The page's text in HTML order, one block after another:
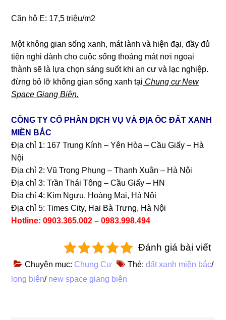
Căn hộ E: 17,5 triệu/m2
Một không gian sống xanh, mát lành và hiện đại, đầy đủ
tiện nghi dành cho cuộc sống thoáng mát nơi ngoại
thành sẽ là lựa chọn sáng suốt khi an cư và lạc nghiệp.
đừng bỏ lỡ không gian sống xanh tại Chung cư New
Space Giang Biên.
CÔNG TY CỔ PHẦN DỊCH VỤ VÀ ĐỊA ỐC ĐẤT XANH
MIỀN BẮC
Địa chỉ 1: 167 Trung Kính – Yên Hòa – Cầu Giấy – Hà
Nội
Địa chỉ 2: Vũ Trọng Phụng – Thanh Xuân – Hà Nội
Địa chỉ 3: Trần Thái Tông – Cầu Giấy – HN
Địa chỉ 4: Kim Ngưu, Hoàng Mai, Hà Nội
Địa chỉ 5: Times City, Hai Bà Trưng, Hà Nội
Hotline: 0903.365.002 – 0983.998.494
Đánh giá bài viết
Chuyên mục: Chung Cư Thẻ:đất xanh miền bắc/
long biên/ new space giang biên